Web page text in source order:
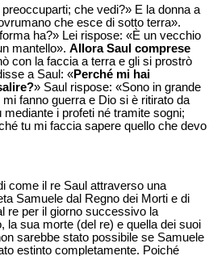
che vedi?» E la donna a
che esce di sotto terra».
ha?» Lei rispose: «È un vecchio
mantello». Allora Saul comprese
con la faccia a terra e gli si prostrò
a Saul: «Perché mi hai
» Saul rispose: «Sono in grande
fanno guerra e Dio si è ritirato da
i profeti né tramite sogni;
tu mi faccia sapere quello che devo
come il re Saul attraverso una
Samuele dal Regno dei Morti e di
re per il giorno successivo la
la sua morte (del re) e quella dei suoi
sarebbe stato possibile se Samuele
estinto completamente. Poiché